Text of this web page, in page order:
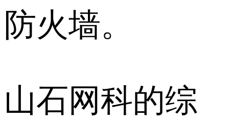
防火墙。
山石网科的综